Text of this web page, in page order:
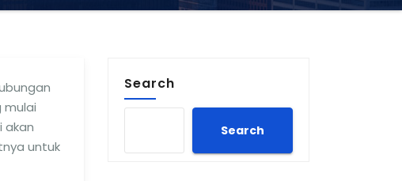
mulai
akan
untuk
Search
Search